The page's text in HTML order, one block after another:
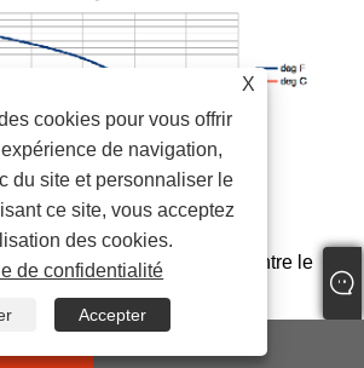
d'utiliser le rapport approprié entre le
et eau dans le système de
en fonction de la température la
avez besoin pendant le
X
cookies pour vous offrir
de navigation,
du site et personnaliser le
ce site, vous acceptez
des cookies.
de confidentialité
Accepter